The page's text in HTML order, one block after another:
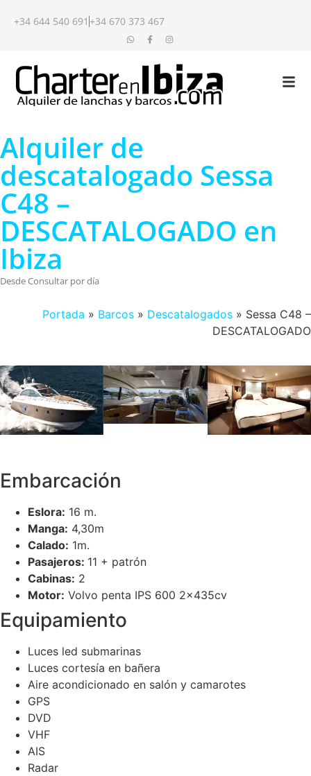
+34 644 540 691 +34 670 373 467
Alquiler de
descatalogado Sessa
C48 –
DESCATALOGADO en
Ibiza
Desde Consultar por día
Portada » Barcos » Descatalogados » Sessa C48 –
DESCATALOGADO
Embarcación
Eslora: 16 m.
Manga: 4,30m
Calado: 1m.
Pasajeros: 11 + patrón
Cabinas: 2
Motor: Volvo penta IPS 600 2x435cv
Equipamiento
Luces led submarinas
Luces cortesía en bañera
Aire acondicionado en salón y camarotes
GPS
DVD
VHF
AIS
Radar